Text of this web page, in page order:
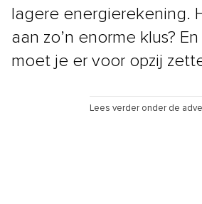
lagere energierekening.
aan zo’n enorme klus?
moet je er voor opzij
Lees verder onder de